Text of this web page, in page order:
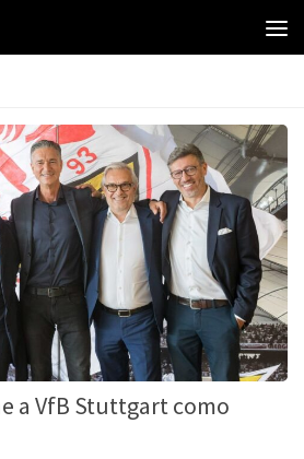
a VfB Stuttgart como